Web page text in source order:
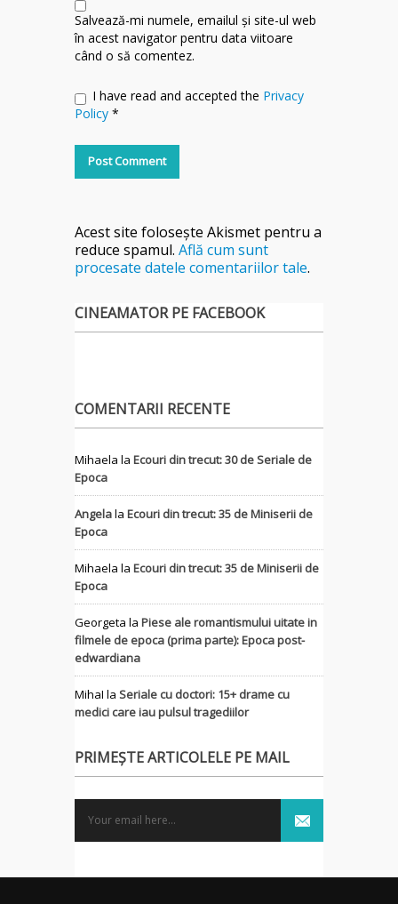
Salvează-mi numele, emailul și site-ul web
în acest navigator pentru data viitoare
când o să comentez.
I have read and accepted the Privacy
Policy *
Acest site folosește Akismet pentru a
reduce spamul. Află cum sunt
procesate datele comentariilor tale.
CINEAMATOR PE FACEBOOK
COMENTARII RECENTE
Mihaela la Ecouri din trecut: 30 de Seriale de
Epoca
Angelala Ecouri din trecut: 35 de Miniserii de
Epoca
Mihaela la Ecouri din trecut: 35 de Miniserii de
Epoca
Georgeta la Piese ale romantismului uitate in
filmele de epoca (prima parte): Epoca post-
edwardiana
MihaI la Seriale cu doctori: 15+ drame cu
medici care iau pulsul tragediilor
PRIMEȘTE ARTICOLELE PE MAIL